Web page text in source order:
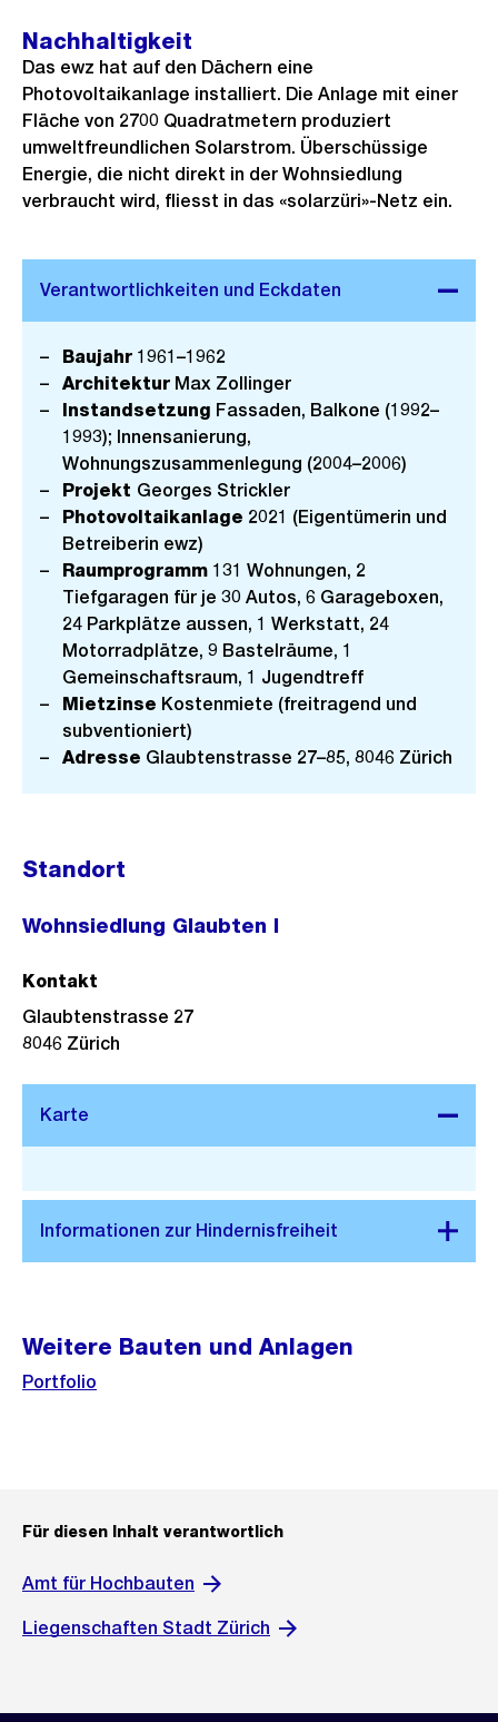
Nachhaltigkeit
Das ewz hat auf den Dächern eine
Photovoltaikanlage installiert. Die Anlage mit einer
Fläche von 2700 Quadratmetern produziert
umweltfreundlichen Solarstrom. Überschüssige
Energie, die nicht direkt in der Wohnsiedlung
verbraucht wird, fliesst in das «solarzüri»-Netz ein.
Baujahr 1961–1962
Architektur Max Zollinger
Instandsetzung Fassaden, Balkone (1992–
1993); Innensanierung,
Wohnungszusammenlegung (2004–2006)
Projekt Georges Strickler
Photovoltaikanlage 2021 (Eigentümerin und
Betreiberin ewz)
Raumprogramm 131 Wohnungen, 2
Tiefgaragen für je 30 Autos, 6 Garageboxen,
24 Parkplätze aussen, 1 Werkstatt, 24
Motorradplätze, 9 Bastelräume, 1
Gemeinschaftsraum, 1 Jugendtreff
Mietzinse Kostenmiete (freitragend und
subventioniert)
Adresse Glaubtenstrasse 27–85, 8046 Zürich
Standort
Wohnsiedlung Glaubten I
Stadtplan 3D
Kontakt
Glaubtenstrasse 27
8046 Zürich
Weitere Bauten und Anlagen
Portfolio
Für diesen Inhalt verantwortlich
Amt für Hochbauten
Liegenschaften Stadt Zürich